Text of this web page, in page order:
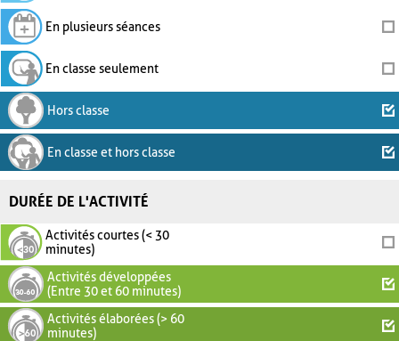
En plusieurs séances
En classe seulement
Hors classe
En classe et hors classe
DURÉE DE L'ACTIVITÉ
Activités courtes (< 30
minutes)
Activités développées
(Entre 30 et 60 minutes)
Activités élaborées (> 60
minutes)